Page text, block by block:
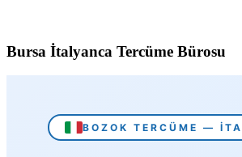
Bursa İtalyanca Tercüme Bürosu
BOZOK TERCÜME —